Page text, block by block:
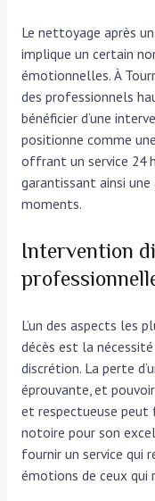
Le nettoyage après
implique un certain
émotionnelles. À
des professionnels
bénéficier d’une
positionne comme
offrant un service 24
garantissant ainsi
moments.
Intervention
L’un des aspects les
décès est la
discrétion. La perte
éprouvante, et
et respectueuse peut
notoire pour son
fournir un service qui
émotions de ceux qui